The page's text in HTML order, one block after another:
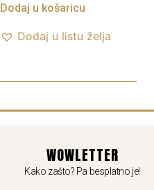
Dodaj u košaricu
Dodaj u listu želja
WOWLETTER
Kako zašto? Pa besplatno je!